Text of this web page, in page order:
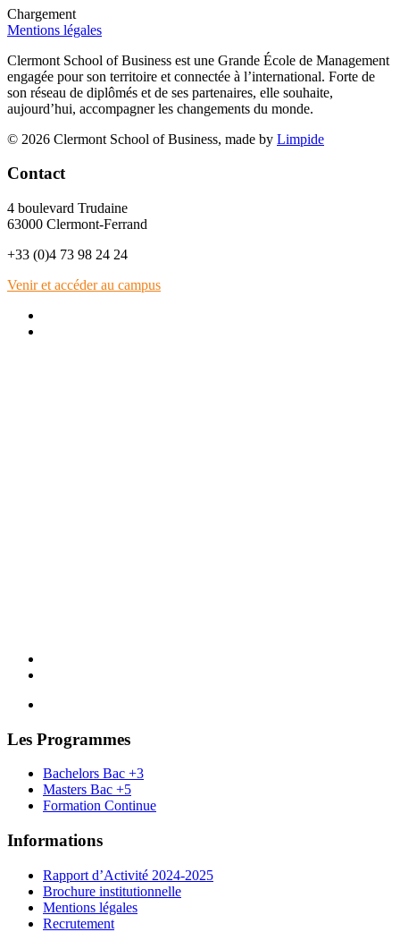
Chargement
Mentions légales
Clermont School of Business est une Grande École de Management
engagée pour son territoire et connectée à l’international. Forte de
son réseau de diplômés et de ses partenaires, elle souhaite,
aujourd’hui, accompagner les changements du monde.
© 2026 Clermont School of Business, made by Limpide
Contact
4 boulevard Trudaine
63000 Clermont-Ferrand
+33 (0)4 73 98 24 24
Venir et accéder au campus
Les Programmes
Bachelors Bac +3
Masters Bac +5
Formation Continue
Informations
Rapport d’Activité 2024-2025
Brochure institutionnelle
Mentions légales
Recrutement